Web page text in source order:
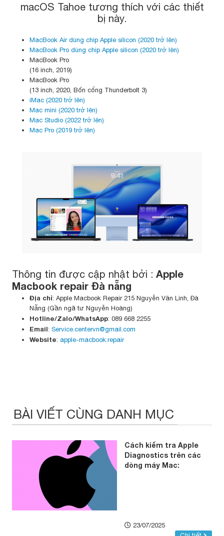
macOS Tahoe tương thích với các thiết
bị này.
MacBook Air dùng chip Apple silicon (2020 trở lên)
MacBook Pro dùng chip Apple silicon (2020 trở lên)
MacBook Pro
(16 inch, 2019)
MacBook Pro
(13 inch, 2020, Bốn cổng Thunderbolt 3)
iMac (2020 trở lên)
Mac mini (2020 trở lên)
Mac Studio (2022 trở lên)
Mac Pro (2019 trở lên)
Thông tin được cập nhật bởi : Apple
Macbook repair Đà nẵng
Địa chỉ: Apple Macbook Repair 215 Nguyễn Văn Linh, Đà
Nẵng (Gần ngã tư Nguyễn Hoàng)
Hotline/Zalo/WhatsApp: 089 668 2255
Email: Service.centervn@gmail.com
Website: apple-macbook.repair
BÀI VIẾT CÙNG DANH MỤC
Cách kiểm tra Apple
Diagnostics trên các
dòng máy Mac:
23/07/2025